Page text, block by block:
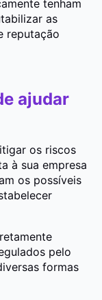
tenham
as
reputação
ajudar
os riscos
à sua empresa
os possíveis
pelo
formas